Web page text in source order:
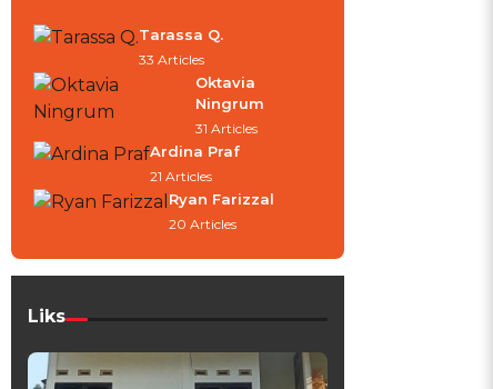
Tarassa Q.
33 Articles
Oktavia
Ningrum
31 Articles
Ardina Praf
21 Articles
Ryan Farizzal
20 Articles
Liks